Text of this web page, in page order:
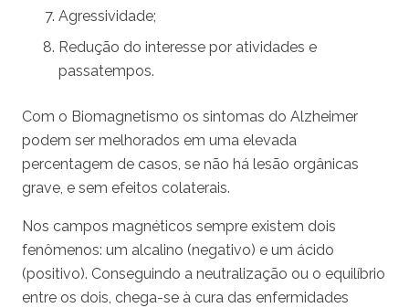
Agressividade;
Redução do interesse por atividades e
passatempos.
Com o Biomagnetismo os sintomas do Alzheimer
podem ser melhorados em uma elevada
percentagem de casos, se não há lesão orgânicas
grave, e sem efeitos colaterais.
Nos campos magnéticos sempre existem dois
fenômenos: um alcalino (negativo) e um ácido
(positivo). Conseguindo a neutralização ou o equilíbrio
entre os dois, chega-se à cura das enfermidades